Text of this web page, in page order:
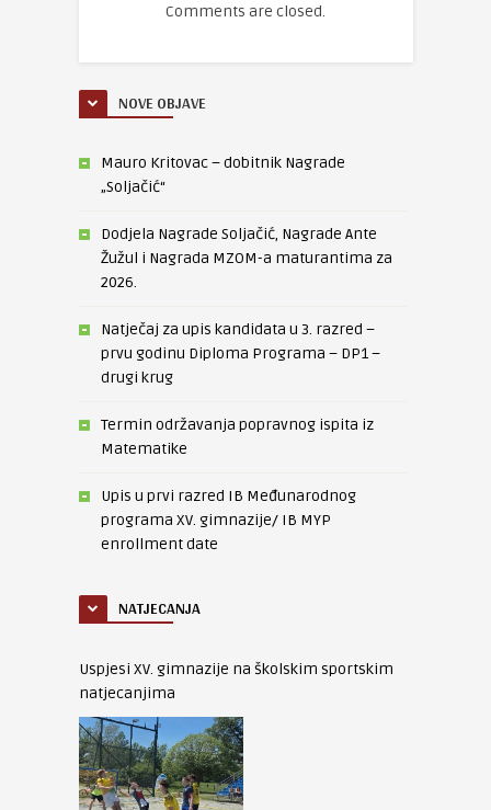
Comments are closed.
NOVE OBJAVE
Mauro Kritovac – dobitnik Nagrade
„Soljačić“
Dodjela Nagrade Soljačić, Nagrade Ante
Žužul i Nagrada MZOM-a maturantima za
2026.
Natječaj za upis kandidata u 3. razred –
prvu godinu Diploma Programa – DP1 –
drugi krug
Termin održavanja popravnog ispita iz
Matematike
Upis u prvi razred IB Međunarodnog
programa XV. gimnazije/ IB MYP
enrollment date
NATJECANJA
Uspjesi XV. gimnazije na školskim sportskim
natjecanjima